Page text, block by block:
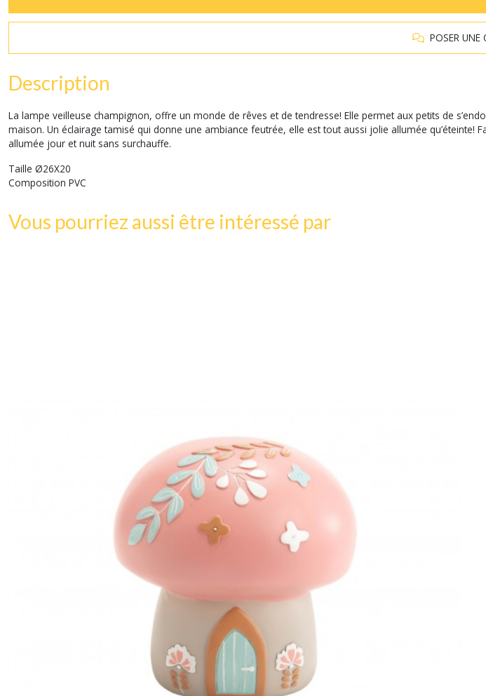
POSER UNE
Description
La lampe veilleuse champignon, offre un monde de rêves et de tendresse! Elle permet aux petits de
maison. Un éclairage tamisé qui donne une ambiance feutrée, elle est tout aussi jolie allumée qu’éteinte!
allumée jour et nuit sans surchauffe.
Taille Ø26X20
Composition PVC
Vous pourriez aussi être intéressé par